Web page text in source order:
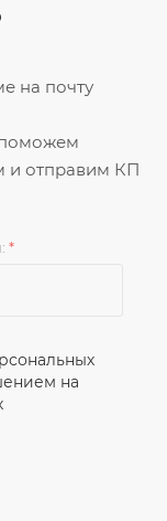
на почту
и отправим КП
*
на